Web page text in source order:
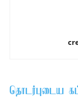
தொடர்புடைய